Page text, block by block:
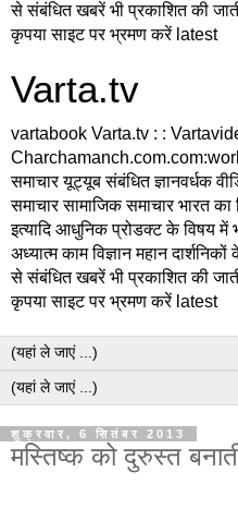
से संबंधित खबरें भी प्रकाशित की
कृपया साइट पर भ्रमण करें latest
Varta.tv
vartabook Varta.tv : :
समाचार यूट्यूब संबंधित ज्ञानवर्धक
समाचार सामाजिक समाचार भारत
इत्यादि आधुनिक प्रोडक्ट के विषय में
अध्यात्म काम विज्ञान महान
से संबंधित खबरें भी प्रकाशित की
कृपया साइट पर भ्रमण करें latest
शुक्रवार, 6 सितंबर 2013
मस्तिष्क को दुरुस्त